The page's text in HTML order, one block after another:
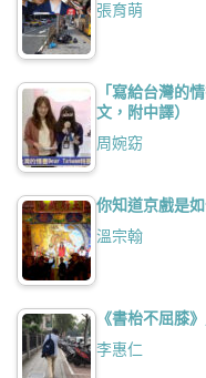
張育萌
「寫給台灣的
文，附中譯）
周婉窈
你知道京戲是
溫宗翰
《書枱不屈膝
李惠仁